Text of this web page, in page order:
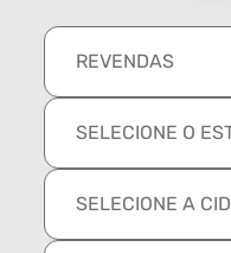
REVENDAS
SELECIONE O
SELECIONE A